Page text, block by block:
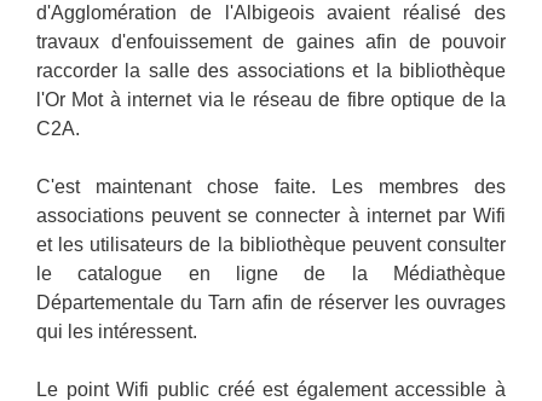
d'Agglomération de l'Albigeois avaient réalisé des
travaux d'enfouissement de gaines afin de pouvoir
raccorder la salle des associations et la bibliothèque
l'Or Mot à internet via le réseau de fibre optique de la
C2A.
C'est maintenant chose faite. Les membres des
associations peuvent se connecter à internet par Wifi
et les utilisateurs de la bibliothèque peuvent consulter
le catalogue en ligne de la Médiathèque
Départementale du Tarn afin de réserver les ouvrages
qui les intéressent.
Le point Wifi public créé est également accessible à